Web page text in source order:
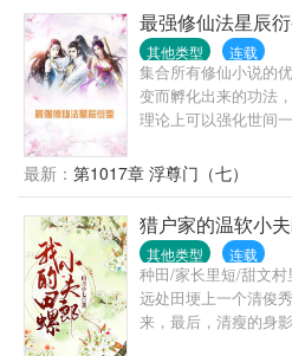
最强修仙法星辰
其他类型 连载
集合所有修仙小说的
变而孵化出来的功法
理论上可以强化世间
的世界而领悟出的功
界，中级的灵异界和
面。宇宙衍变的过程
几千亿年才慢慢衍变
数亿年前还是洪荒时
得到一个神物，从神
无罪怀璧其罪，仙祖
境界，达到了唯一一
最新： 第1017章 浮尊门（七）
猎户家的温软小
其他类型 连载
种田/家长里短/甜文村
远处田埂上一个清俊
来，最后，清瘦的身